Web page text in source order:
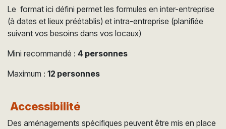
Le format ici défini permet les formules en inter-entreprise
(à dates et lieux préétablis) et intra-entreprise (planifiée
suivant vos besoins dans vos locaux)
Mini recommandé : 4 personnes
Maximum : 12 personnes
Accessibilité
Des aménagements spécifiques peuvent être mis en place